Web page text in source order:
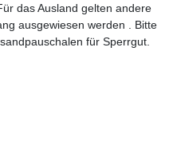
das Ausland gelten andere
ausgewiesen werden . Bitte
für Sperrgut.